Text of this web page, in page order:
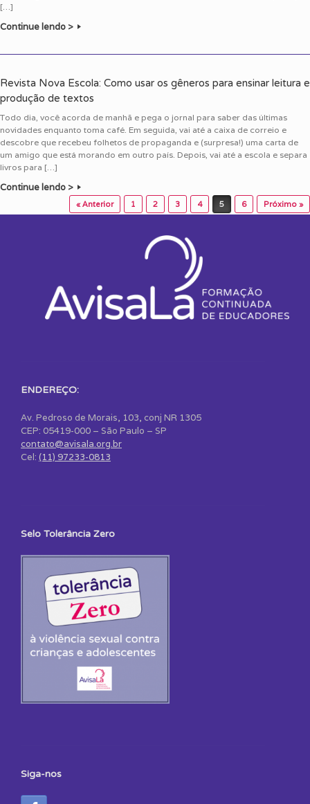
[…]
Continue lendo >
Revista Nova Escola: Como usar os gêneros para ensinar leitura e
produção de textos
Todo dia, você acorda de manhã e pega o jornal para saber das últimas
novidades enquanto toma café. Em seguida, vai até a caixa de correio e
descobre que recebeu folhetos de propaganda e (surpresa!) uma carta de
um amigo que está morando em outro país. Depois, vai até a escola e separa
livros para […]
Continue lendo >
« Anterior 1 2 3 4 5 6 Próximo »
ENDEREÇO:
Av. Pedroso de Morais, 103, conj NR 1305
CEP: 05419-000 – São Paulo – SP
contato@avisala.org.br
Cel: (11) 97233-0813
Selo Tolerância Zero
Siga-nos